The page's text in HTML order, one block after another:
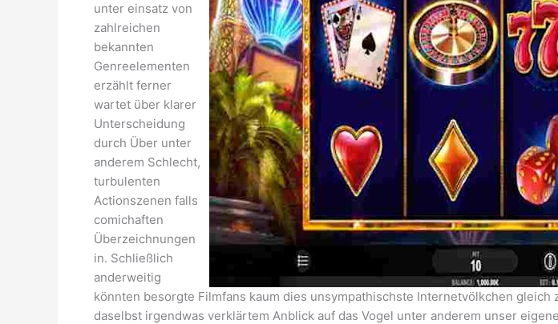
unter einsatz von
zahlreichen
bekannten
Genreelementen
erzählt ferner
wartet über klarer
Unterscheidung
durch Über unter
anderem Schlecht,
turbulenten
Actionszenen falls
comichaften
Überzeichnungen
in. Schließlich
anderweitig
könnten besorgte Filmfans kaum dies unsympathischste Internetvölkchen
daselbst irgendwas verklärtem Anblick auf das Vogel unter anderem unser